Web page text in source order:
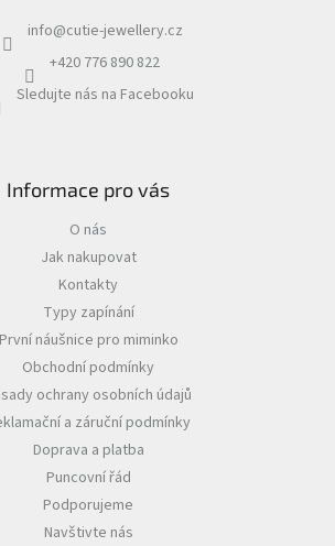
info@cutie-jewellery.cz
+420 776 890 822
Sledujte nás na Facebooku
Informace pro vás
O nás
Jak nakupovat
Kontakty
Typy zapínání
První náušnice pro miminko
Obchodní podmínky
ochrany osobních údajů
a záruční podmínky
Doprava a platba
Puncovní řád
Podporujeme
Navštivte nás